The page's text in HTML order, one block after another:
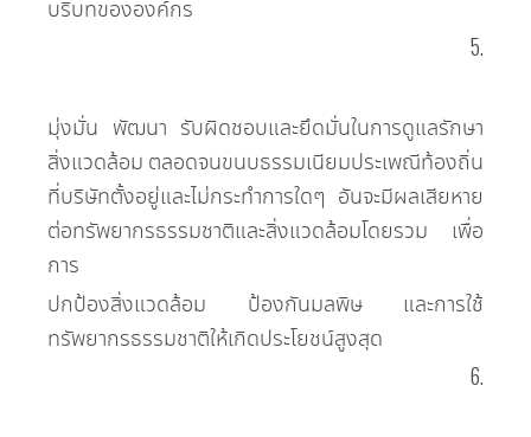
บริบทขององค์กร
5.
มุ่งมั่น พัฒนา รับผิดชอบและยึดมั่นในการดูแลรักษา
สิ่งแวดล้อม ตลอดจนขนบธรรมเนียมประเพณีท้องถิ่น
ที่บริษัทตั้งอยู่และไม่กระทำการใดๆ อันจะมีผลเสียหาย
ต่อทรัพยากรธรรมชาติและสิ่งแวดล้อมโดยรวม เพื่อ
การ
ปกป้องสิ่งแวดล้อม ป้องกันมลพิษ และการใช้
ทรัพยากรธรรมชาติให้เกิดประโยชน์สูงสุด
6.